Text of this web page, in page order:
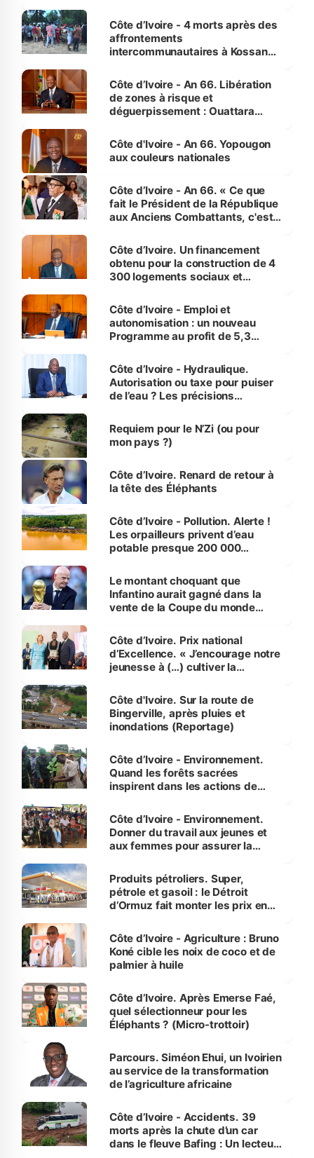
générations futures »
Côte d’Ivoire - 4 morts après des
affrontements
intercommunautaires à Kossandji
milieu des sinistrés
Côte d’Ivoire - An 66. Libération
de zones à risque et
déguerpissement : Ouattara
l'Etat de droit pour préserver les
vies humaines »
Côte d'Ivoire - An 66. Yopougon
aux couleurs nationales
Côte d’Ivoire - An 66. « Ce que
fait le Président de la République
aux Anciens Combattants, c'est
Côte d’Ivoire. Un financement
obtenu pour la construction de 4
300 logements sociaux et
et Yamoussoukro
Côte d’Ivoire - Emploi et
autonomisation : un nouveau
Programme au profit de 5,3
Côte d’Ivoire - Hydraulique.
Autorisation ou taxe pour puiser
de l’eau ? Les précisions
Requiem pour le N’Zi (ou pour
mon pays ?)
Côte d’Ivoire. Renard de retour à
la tête des Éléphants
Côte d’Ivoire - Pollution. Alerte !
Les orpailleurs privent d’eau
potable presque 200 000
Le montant choquant que
Infantino aurait gagné dans la
vente de la Coupe du monde
Côte d’Ivoire. Prix national
d’Excellence. « J’encourage notre
jeunesse à (…) cultiver la
(Alassane Ouattara
Côte d'Ivoire. Sur la route de
Bingerville, après pluies et
inondations (Reportage)
Côte d’Ivoire - Environnement.
Quand les forêts sacrées
inspirent dans les actions de
Côte d’Ivoire - Environnement.
Donner du travail aux jeunes et
aux femmes pour assurer la
menacées
Produits pétroliers. Super,
pétrole et gasoil : le Détroit
d’Ormuz fait monter les prix en
Côte d’Ivoire - Agriculture : Bruno
Koné cible les noix de coco et de
palmier à huile
Côte d’Ivoire. Après Emerse Faé,
quel sélectionneur pour les
Éléphants ? (Micro-trottoir)
Parcours. Siméon Ehui, un Ivoirien
au service de la transformation
de l’agriculture africaine
Côte d’Ivoire - Accidents. 39
morts après la chute d’un car
dans le fleuve Bafing : Un lecteur